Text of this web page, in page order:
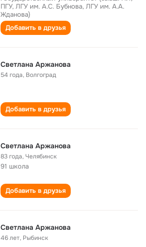
ПГУ, ЛГУ им. А.С. Бубнова, ЛГУ им. А.А.
Жданова)
Добавить в друзья
Светлана Аржанова
54 года, Волгоград
Добавить в друзья
Светлана Аржанова
83 года,Челябинск
91 школа
Добавить в друзья
Светлана Аржанова
46 лет, Рыбинск